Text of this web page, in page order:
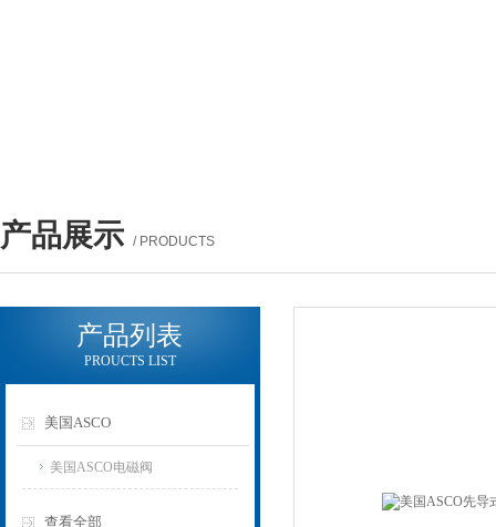
产品展示 / PRODUCTS
产品列表
PROUCTS LIST
美国ASCO
美国ASCO电磁阀
查看全部